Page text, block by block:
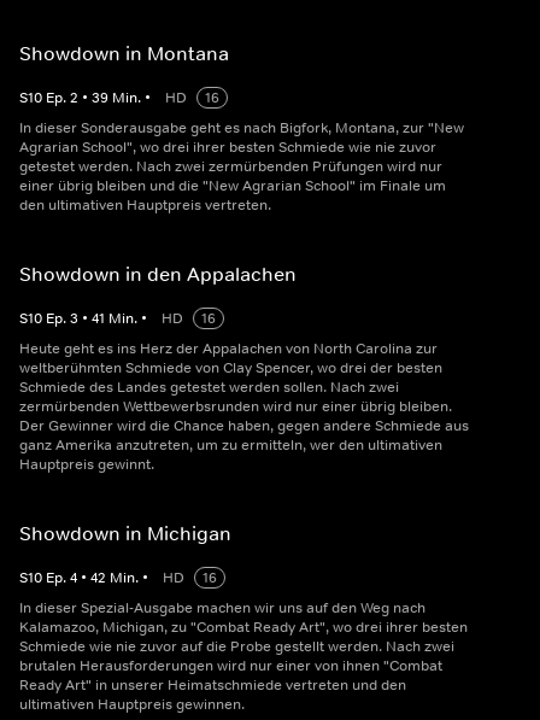
Showdown in Montana
S10 Ep.2 • 39 Min. • HD
16
In dieser Sonderausgabe geht es nach Bigfork, Montana, zur "New
Agrarian School", wo drei ihrer besten Schmiede wie nie zuvor
getestet werden. Nach zwei zermürbenden Prüfungen wird nur
einer übrig bleiben und die "New Agrarian School" im Finale um
den ultimativen Hauptpreis vertreten.
Showdown in den Appalachen
S10 Ep.3 • 41 Min. • HD
16
Heute geht es ins Herz der Appalachen von North Carolina zur
weltberühmten Schmiede von Clay Spencer, wo drei der besten
Schmiede des Landes getestet werden sollen. Nach zwei
zermürbenden Wettbewerbsrunden wird nur einer übrig bleiben.
Der Gewinner wird die Chance haben, gegen andere Schmiede aus
ganz Amerika anzutreten, um zu ermitteln, wer den ultimativen
Hauptpreis gewinnt.
Showdown in Michigan
S10 Ep.4 • 42 Min. • HD
16
In dieser Spezial-Ausgabe machen wir uns auf den Weg nach
Kalamazoo, Michigan, zu "Combat Ready Art", wo drei ihrer besten
Schmiede wie nie zuvor auf die Probe gestellt werden. Nach zwei
brutalen Herausforderungen wird nur einer von ihnen "Combat
Ready Art" in unserer Heimatschmiede vertreten und den
ultimativen Hauptpreis gewinnen.